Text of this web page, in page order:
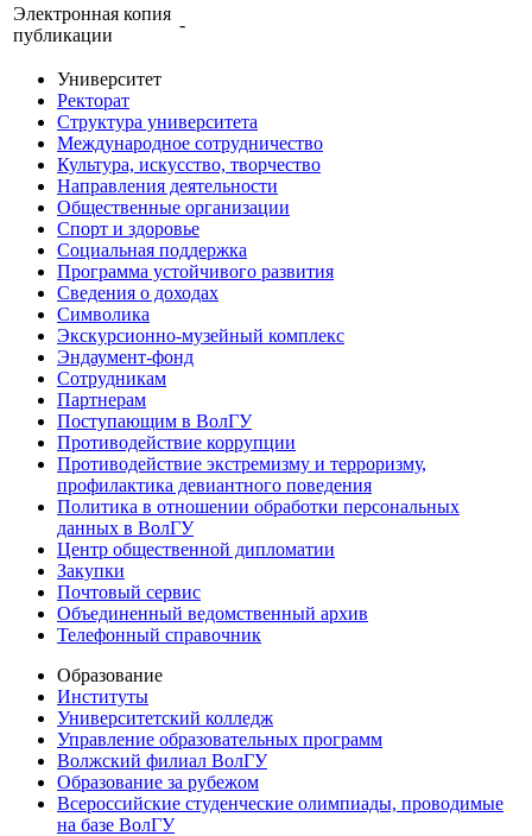
Электронная копия
публикации
-
Университет
Ректорат
Структура университета
Международное сотрудничество
Культура, искусство, творчество
Направления деятельности
Общественные организации
Спорт и здоровье
Социальная поддержка
Программа устойчивого развития
Сведения о доходах
Символика
Экскурсионно-музейный комплекс
Эндаумент-фонд
Сотрудникам
Партнерам
Поступающим в ВолГУ
Противодействие коррупции
Противодействие экстремизму и терроризму,
профилактика девиантного поведения
Политика в отношении обработки персональных
данных в ВолГУ
Центр общественной дипломатии
Закупки
Почтовый сервис
Объединенный ведомственный архив
Телефонный справочник
Образование
Институты
Университетский колледж
Управление образовательных программ
Волжский филиал ВолГУ
Образование за рубежом
Всероссийские студенческие олимпиады, проводимые
на базе ВолГУ